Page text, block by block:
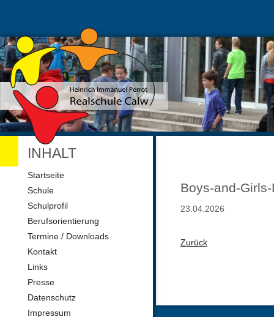
Boys-and-
23.04.2026
Zurück
INHALT
Navigation
Startseite
Schule
Schulprofil
Berufsorientierung
Termine / Downloads
Kontakt
Links
Presse
Datenschutz
Impressum